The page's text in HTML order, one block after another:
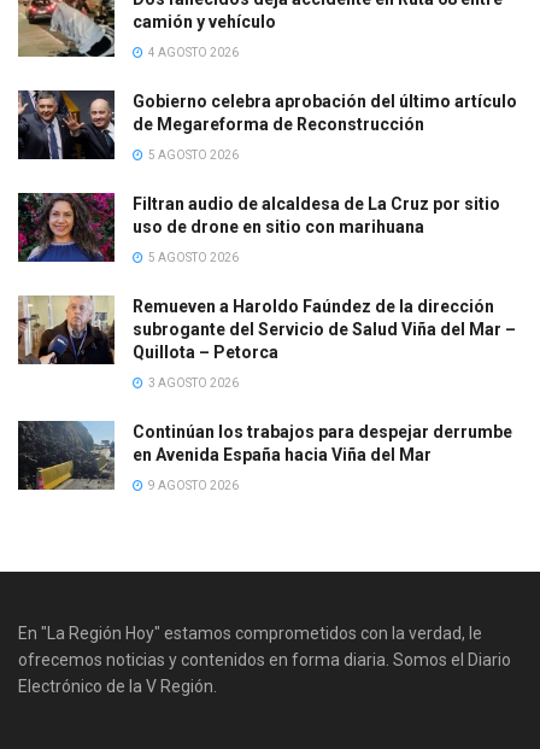
camión y vehículo
4 AGOSTO 2026
Gobierno celebra aprobación del último artículo
de Megareforma de Reconstrucción
5 AGOSTO 2026
Filtran audio de alcaldesa de La Cruz por sitio
uso de drone en sitio con marihuana
5 AGOSTO 2026
Remueven a Haroldo Faúndez de la dirección
subrogante del Servicio de Salud Viña del Mar –
Quillota – Petorca
3 AGOSTO 2026
Continúan los trabajos para despejar derrumbe
en Avenida España hacia Viña del Mar
9 AGOSTO 2026
En "La Región Hoy" estamos comprometidos con la verdad, le
ofrecemos noticias y contenidos en forma diaria. Somos el Diario
Electrónico de la V Región.